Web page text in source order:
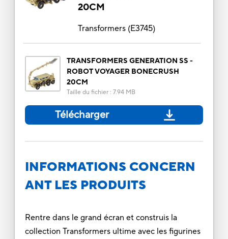
20CM
Transformers(E3745)
TRANSFORMERS GENERATION SS -
ROBOT VOYAGER BONECRUSH
20CM
Taille du fichier: 7.94 MB
Télécharger
INFORMATIONS CONCERN
ANT LES PRODUITS
Rentre dans le grand écran et construis la
collection Transformers ultime avec les figurines